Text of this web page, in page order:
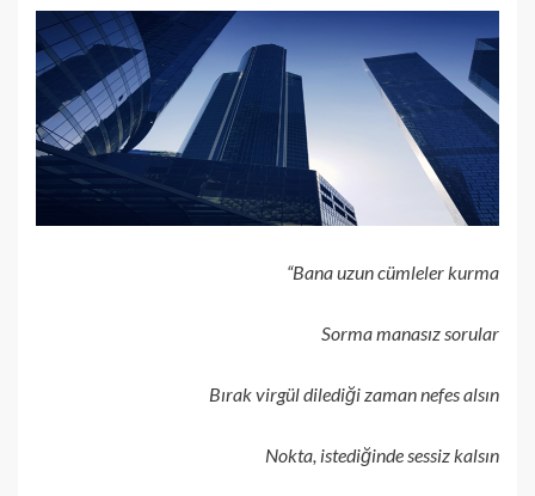
“Bana uzun cümleler kurma
Sorma manasız sorular
Bırak virgül dilediği zaman nefes alsın
Nokta, istediğinde sessiz kalsın